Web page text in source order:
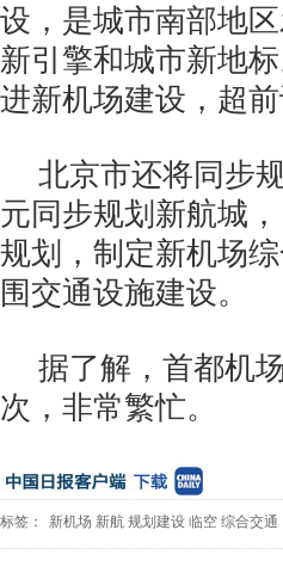
设，是城市南部地
新引擎和城市新地
进新机场建设，超前
北京市还将同步
元同步规划新航城
规划，制定新机场
围交通设施建设。
据了解，首都机
次，非常繁忙。
标签： 新机场 新航 规划建设 临空 综合交通